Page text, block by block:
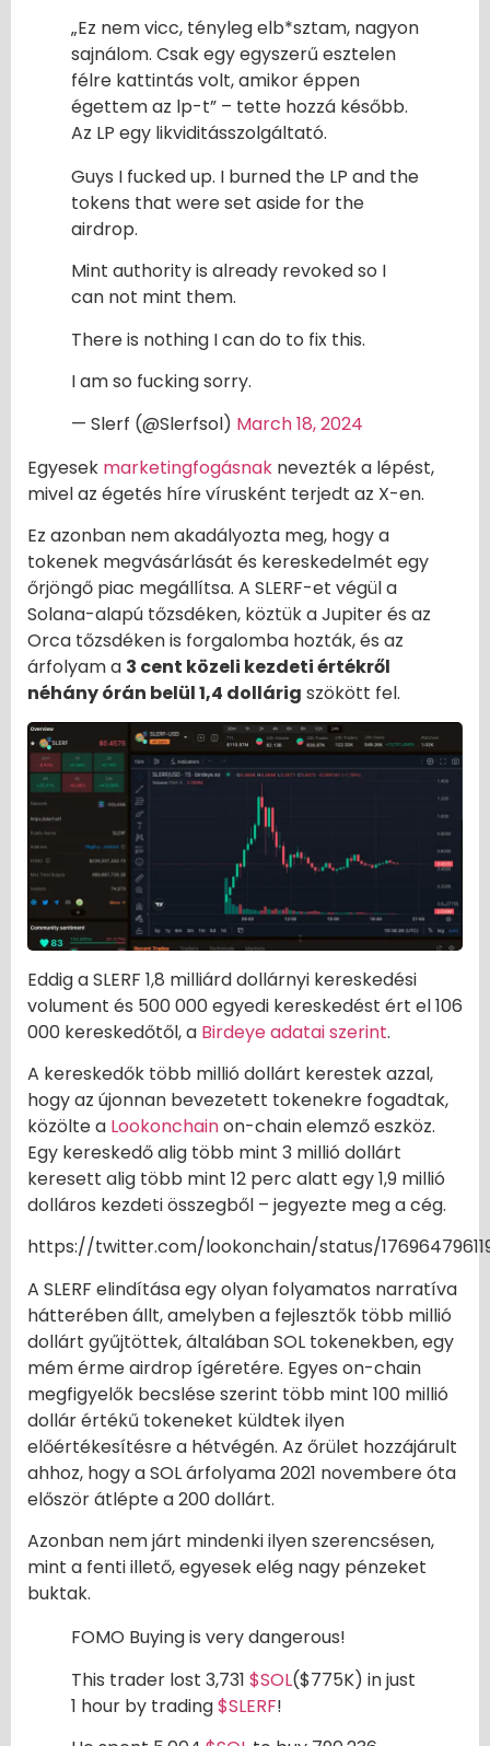
„Ez nem vicc, tényleg elb*sztam, nagyon
sajnálom. Csak egy egyszerű esztelen
félre kattintás volt, amikor éppen
égettem az lp-t” – tette hozzá később.
Az LP egy likviditásszolgáltató.
Guys I fucked up. I burned the LP and the
tokens that were set aside for the
airdrop.
Mint authority is already revoked so I
can not mint them.
There is nothing I can do to fix this.
I am so fucking sorry.
— Slerf (@Slerfsol) March 18, 2024
Egyesek marketingfogásnak nevezték a lépést,
mivel az égetés híre vírusként terjedt az X-en.
Ez azonban nem akadályozta meg, hogy a
tokenek megvásárlását és kereskedelmét egy
őrjöngő piac megállítsa. A SLERF-et végül a
Solana-alapú tőzsdéken, köztük a Jupiter és az
Orca tőzsdéken is forgalomba hozták, és az
árfolyam a 3 cent közeli kezdeti értékről
néhány órán belül 1,4 dollárig szökött fel.
Eddig a SLERF 1,8 milliárd dollárnyi kereskedési
volument és 500 000 egyedi kereskedést ért el 106
000 kereskedőtől, a Birdeye adatai szerint.
A kereskedők több millió dollárt kerestek azzal,
hogy az újonnan bevezetett tokenekre fogadtak,
közölte a Lookonchainon-chain elemző eszköz.
Egy kereskedő alig több mint 3 millió dollárt
keresett alig több mint 12 perc alatt egy 1,9 millió
dolláros kezdeti összegből – jegyezte meg a cég.
https://twitter.com/lookonchain/status/
A SLERF elindítása egy olyan folyamatos narratíva
hátterében állt, amelyben a fejlesztők több millió
dollárt gyűjtöttek, általában SOL tokenekben, egy
mém érme airdrop ígéretére. Egyes on-chain
megfigyelők becslése szerint több mint 100 millió
dollár értékű tokeneket küldtek ilyen
előértékesítésre a hétvégén. Az őrület hozzájárult
ahhoz, hogy a SOL árfolyama 2021 novembere óta
először átlépte a 200 dollárt.
Azonban nem járt mindenki ilyen szerencsésen,
mint a fenti illető, egyesek elég nagy pénzeket
buktak.
FOMO Buying is very dangerous!
This trader lost 3,731 $SOL($775K) in just
1 hour by trading$SLERF!